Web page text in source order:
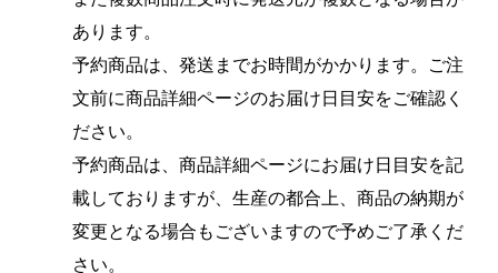
あります。
予約商品は、発送までお時間がかかります。ご注
文前に商品詳細ページのお届け日目安をご確認く
ださい。
予約商品は、商品詳細ページにお届け日目安を記
載しておりますが、生産の都合上、商品の納期が
変更となる場合もございますので予めご了承くだ
さい。